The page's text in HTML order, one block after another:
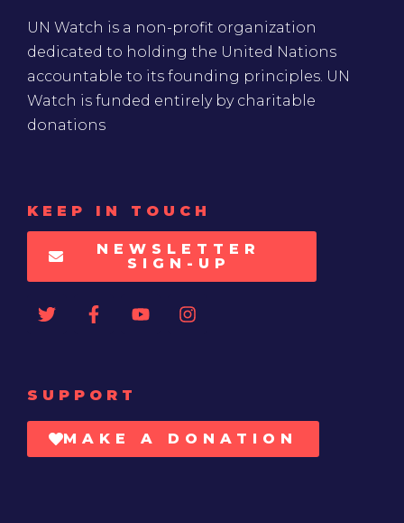
UN Watch is a non-profit organization
dedicated to holding the United Nations
accountable to its founding principles. UN
Watch is funded entirely by charitable
donations
KEEP IN TOUCH
NEWSLETTER
SIGN-UP
SUPPORT
MAKE A DONATION